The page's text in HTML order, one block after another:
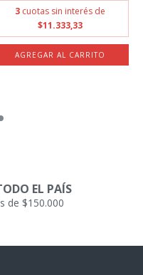
3 cuotas sin interés de
$11.333,33
EL PAÍS
de $150.000